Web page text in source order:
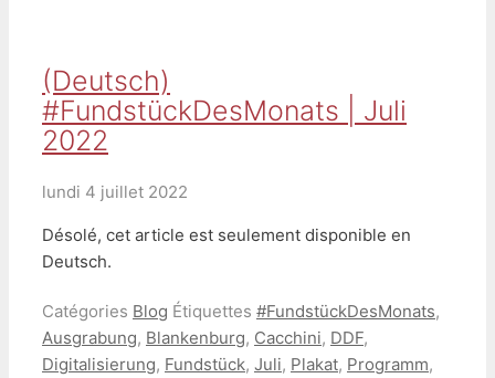
(Deutsch)
#FundstückDesMonats | Juli
2022
lundi 4 juillet 2022
Désolé, cet article est seulement disponible en
Deutsch.
Catégories Blog Étiquettes #FundstückDesMonats,
Ausgrabung, Blankenburg, Cacchini, DDF,
Digitalisierung, Fundstück, Juli, Plakat, Programm,